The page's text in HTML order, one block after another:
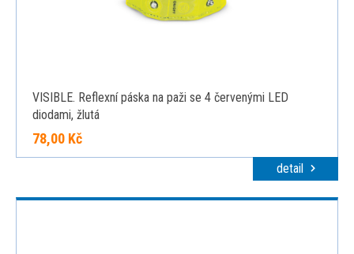
VISIBLE. Reflexní páska na paži se 4 červenými LED
diodami, žlutá
78,00 Kč
detail